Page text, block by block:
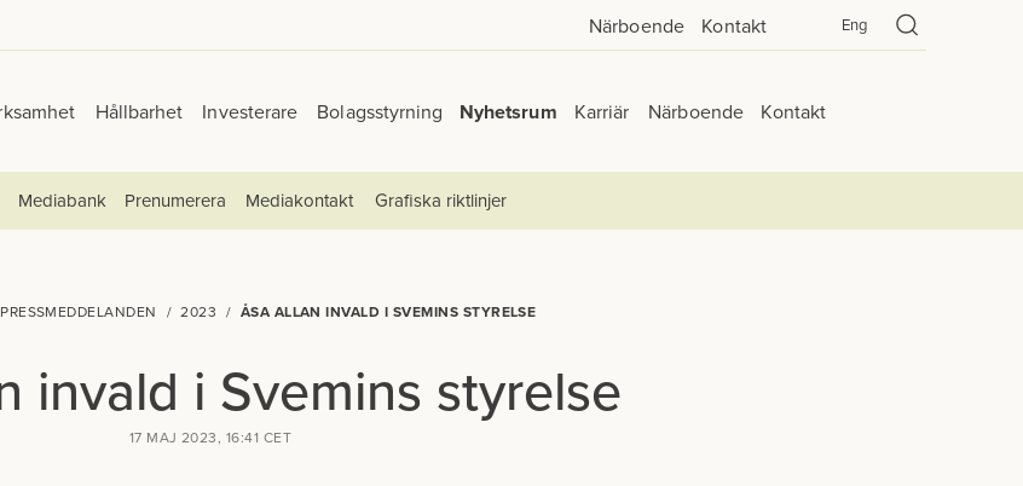
Närboende Kontakt Eng
Hållbarhet Investerare Bolagsstyrning Nyhetsrum
Mediabank Prenumerera Mediakontakt Grafiska riktlinjer
Karriär Närboende Kontakt
PRESSMEDDELANDEN 2023 ÅSA ALLAN INVALD I SVEMINS STYRELSE
invald i Svemins styrelse
17 MAJ 2023, 16:41 CET